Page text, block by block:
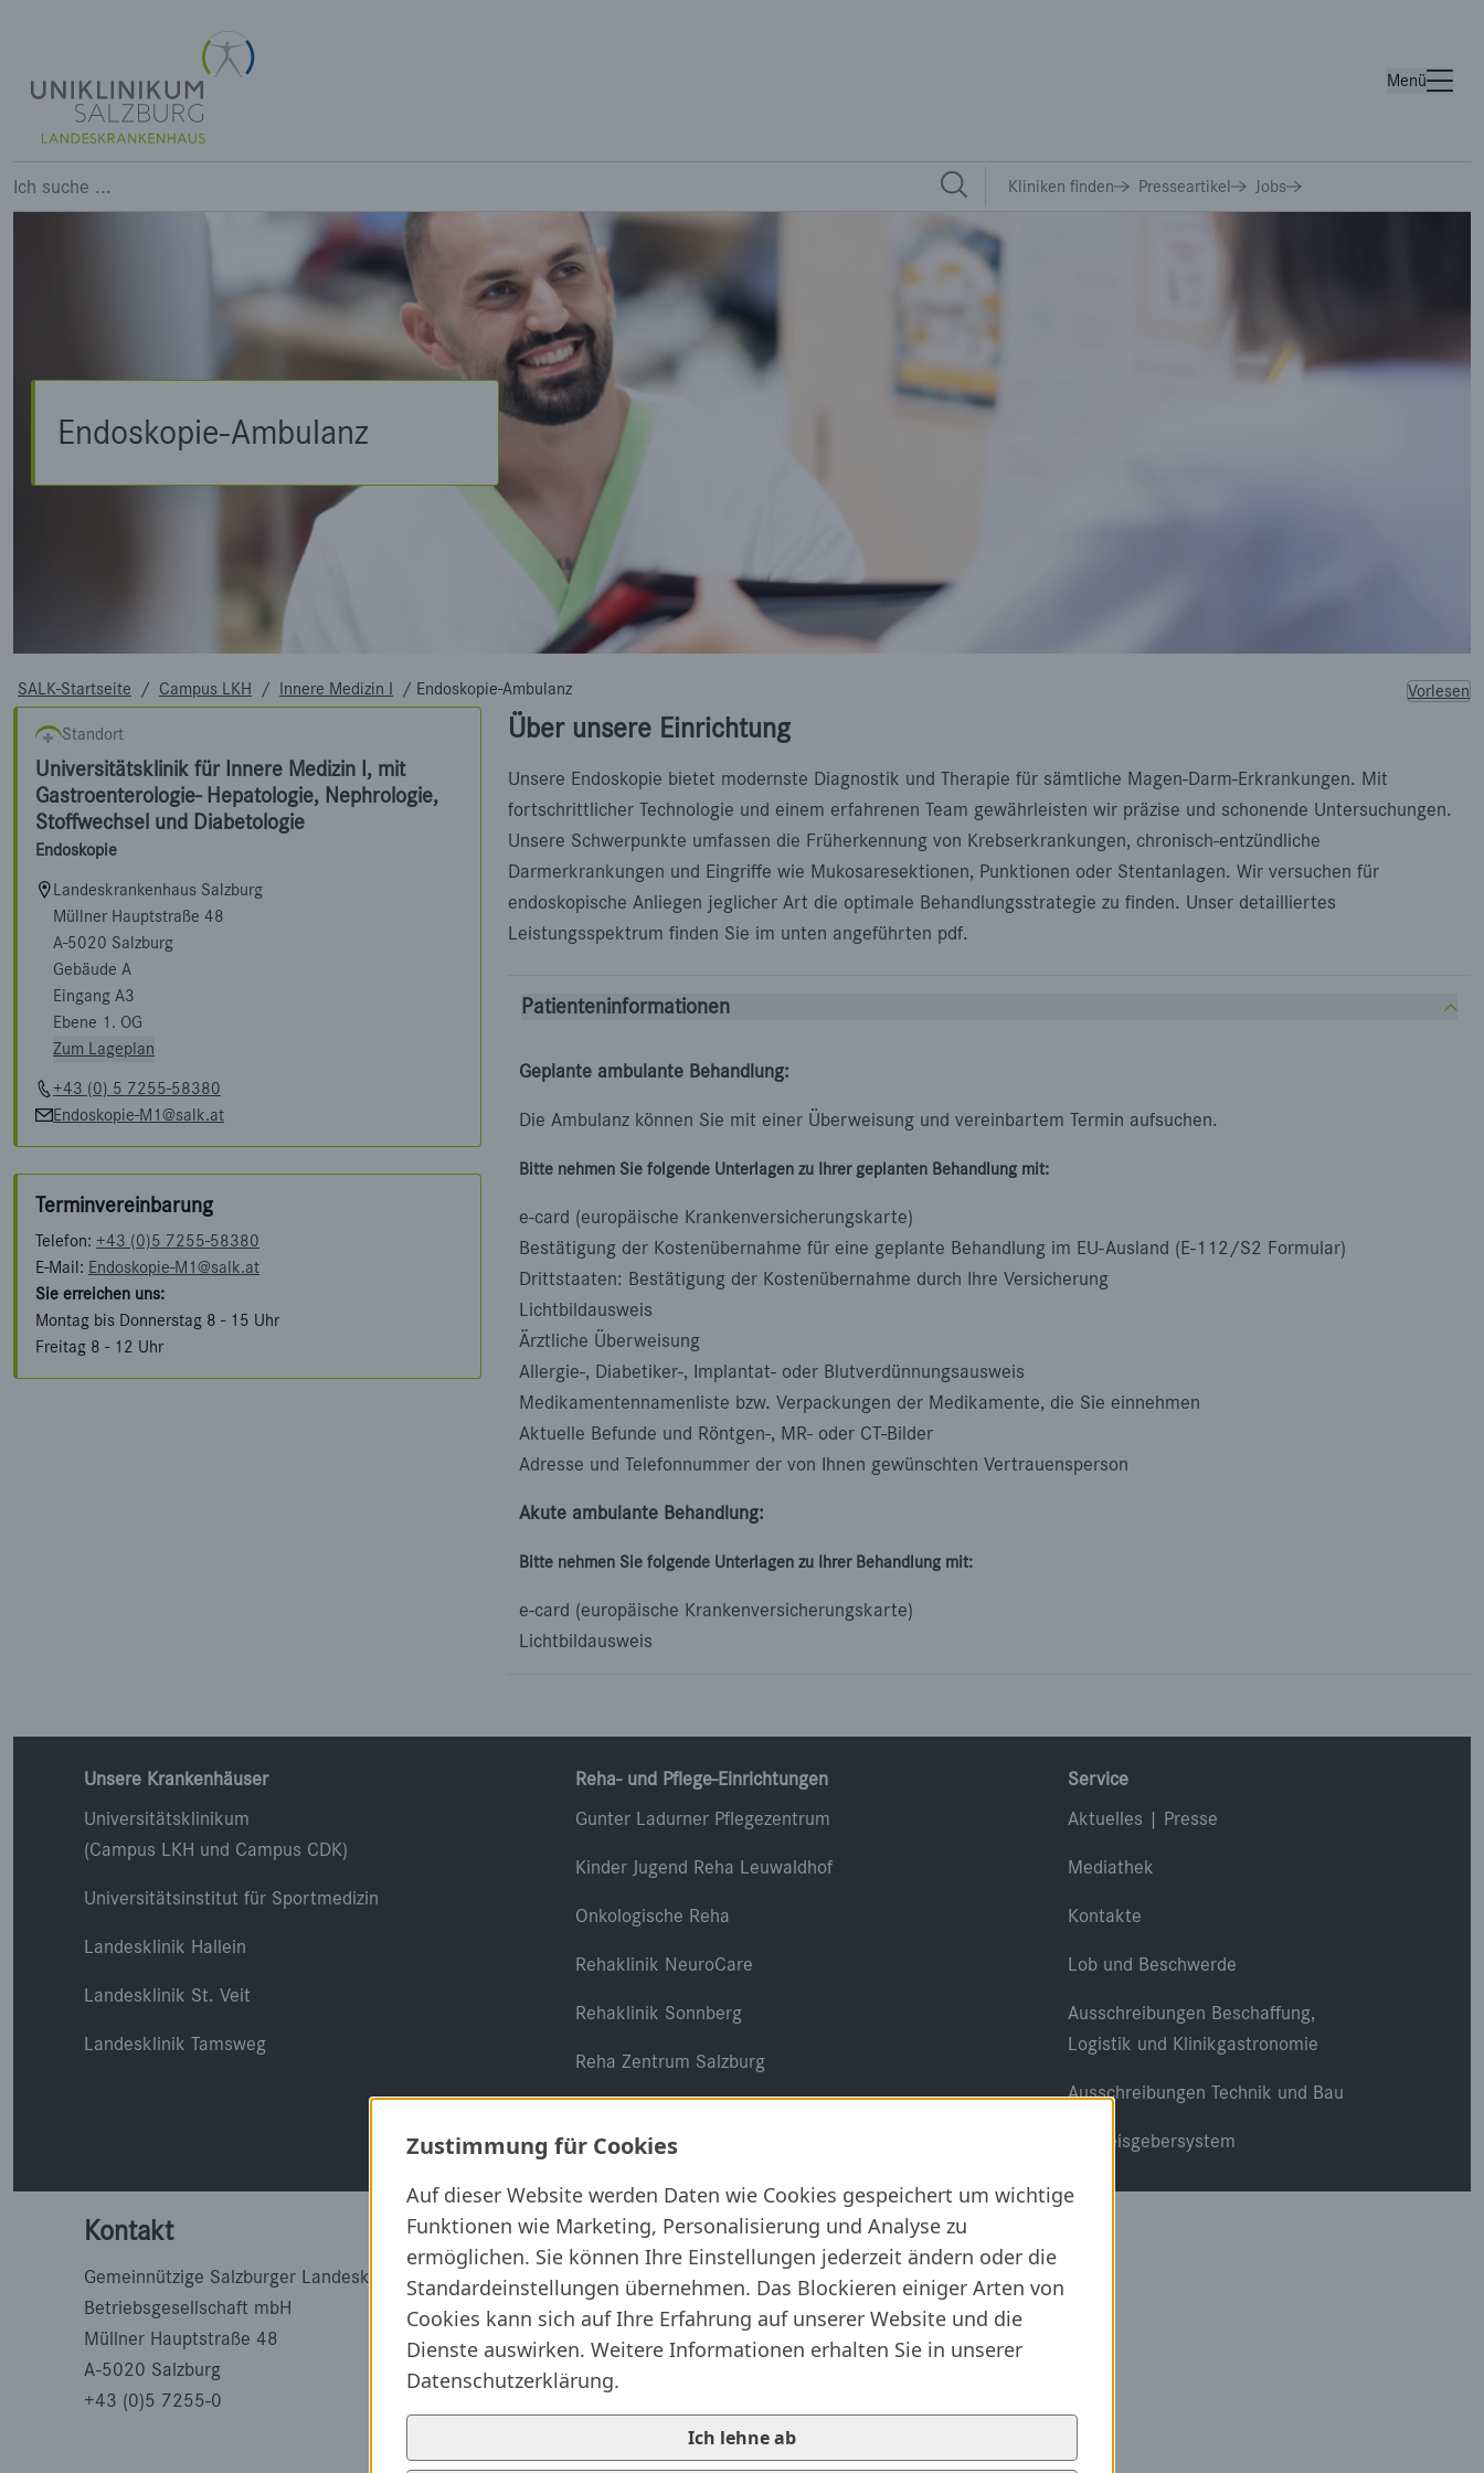
Zustimmung für Cookies
Auf dieser Website werden Daten wie Cookies gespeichert um wichtige
Funktionen wie Marketing, Personalisierung und Analyse zu
ermöglichen. Sie können Ihre Einstellungen jederzeit ändern oder die
Standardeinstellungen übernehmen. Das Blockieren einiger Arten von
Cookies kann sich auf Ihre Erfahrung auf unserer Website und die
Dienste auswirken. Weitere Informationen erhalten Sie in unserer
Datenschutzerklärung.
Ich lehne ab
Menü
Ich suche ... Wichtige Links
Kliniken finden Presseartikel Jobs
Endoskopie-Ambulanz
SALK-Startseite / Campus LKH / Innere Medizin I / Endoskopie-Ambulanz Vorlesen
Standort
Universitätsklinik für Innere Medizin I, mit
Gastroenterologie- Hepatologie, Nephrologie,
Stoffwechsel und Diabetologie
Endoskopie
Landeskrankenhaus Salzburg
Müllner Hauptstraße 48
A-5020 Salzburg
Gebäude A
Eingang A3
Ebene 1. OG
Zum Lageplan
+43 (0) 5 7255-58380
Endoskopie-M1@salk.at
Terminvereinbarung
Telefon: +43 (0)5 7255-58380
E-Mail: Endoskopie-M1@salk.at
Sie erreichen uns:
Montag bis Donnerstag 8 - 15 Uhr
Freitag 8 - 12 Uhr
Über unsere Einrichtung
Unsere Endoskopie bietet modernste Diagnostik und Therapie für sämtliche Magen-Darm-Erkrankungen. Mit
fortschrittlicher Technologie und einem erfahrenen Team gewährleisten wir präzise und schonende Untersuchungen.
Unsere Schwerpunkte umfassen die Früherkennung von Krebserkrankungen, chronisch-entzündliche
Darmerkrankungen und Eingriffe wie Mukosaresektionen, Punktionen oder Stentanlagen. Wir versuchen für
endoskopische Anliegen jeglicher Art die optimale Behandlungsstrategie zu finden. Unser detailliertes
Leistungsspektrum finden Sie im unten angeführten pdf.
Patienteninformationen
Geplante ambulante Behandlung:
Die Ambulanz können Sie mit einer Überweisung und vereinbartem Termin aufsuchen.
Bitte nehmen Sie folgende Unterlagen zu Ihrer geplanten Behandlung mit:
e-card (europäische Krankenversicherungskarte)
Bestätigung der Kostenübernahme für eine geplante Behandlung im EU-Ausland (E-112/S2 Formular)
Drittstaaten: Bestätigung der Kostenübernahme durch Ihre Versicherung
Lichtbildausweis
Ärztliche Überweisung
Allergie-, Diabetiker-, Implantat- oder Blutverdünnungsausweis
Medikamentennamenliste bzw. Verpackungen der Medikamente, die Sie einnehmen
Aktuelle Befunde und Röntgen-, MR- oder CT-Bilder
Adresse und Telefonnummer der von Ihnen gewünschten Vertrauensperson
Akute ambulante Behandlung:
Bitte nehmen Sie folgende Unterlagen zu Ihrer Behandlung mit:
e-card (europäische Krankenversicherungskarte)
Lichtbildausweis
Unsere Krankenhäuser
Universitätsklinikum
(Campus LKH und Campus CDK)
Universitätsinstitut für Sportmedizin
Landesklinik Hallein
Landesklinik St. Veit
Landesklinik Tamsweg
Reha- und Pflege-Einrichtungen
Gunter Ladurner Pflegezentrum
Kinder Jugend Reha Leuwaldhof
Onkologische Reha
Rehaklinik NeuroCare
Rehaklinik Sonnberg
Reha Zentrum Salzburg
Service
Aktuelles | Presse
Mediathek
Kontakte
Lob und Beschwerde
Ausschreibungen Beschaffung,
Logistik und Klinikgastronomie
Ausschreibungen Technik und Bau
Hinweisgebersystem
Kontakt
Gemeinnützige Salzburger Landeskliniken
Betriebsgesellschaft mbH
Müllner Hauptstraße 48
A-5020 Salzburg
+43 (0)5 7255-0
Rechtliches
Datenschutz
Impressum
Rechtliche Grundlagen